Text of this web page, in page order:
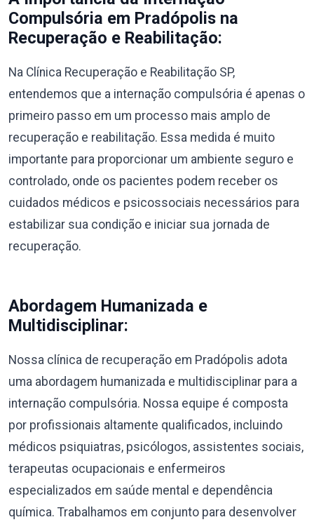
Compulsória em Pradópolis na
Recuperação e Reabilitação:
Na Clínica Recuperação e Reabilitação SP,
entendemos que a internação compulsória é apenas o
primeiro passo em um processo mais amplo de
recuperação e reabilitação. Essa medida é muito
importante para proporcionar um ambiente seguro e
controlado, onde os pacientes podem receber os
cuidados médicos e psicossociais necessários para
estabilizar sua condição e iniciar sua jornada de
recuperação.
Abordagem Humanizada e
Multidisciplinar:
Nossa clínica de recuperação em Pradópolis adota
uma abordagem humanizada e multidisciplinar para a
internação compulsória. Nossa equipe é composta
por profissionais altamente qualificados, incluindo
médicos psiquiatras, psicólogos, assistentes sociais,
terapeutas ocupacionais e enfermeiros
especializados em saúde mental e dependência
química. Trabalhamos em conjunto para desenvolver